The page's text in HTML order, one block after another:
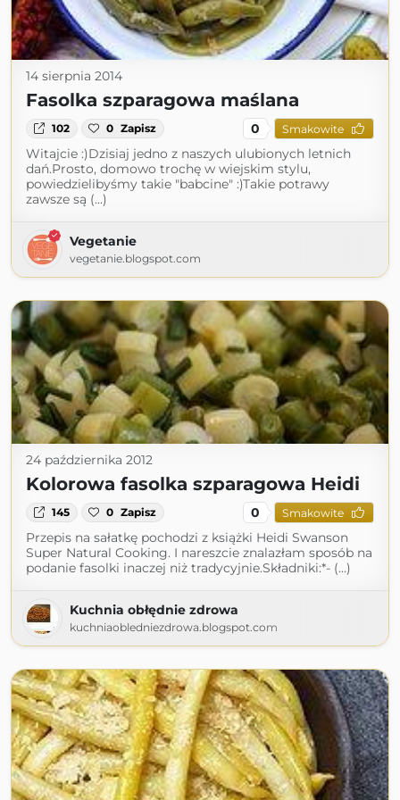
14 sierpnia 2014
Fasolka szparagowa maślana
102 0 Zapisz 0 Smakowite
Witajcie :)Dzisiaj jedno z naszych ulubionych letnich
dań.Prosto, domowo trochę w wiejskim stylu,
powiedzielibyśmy takie "babcine" :)Takie potrawy
zawsze są (...)
Vegetanie
vegetanie.blogspot.com
24 października 2012
Kolorowa fasolka szparagowa Heidi
145 0 Zapisz 0 Smakowite
Przepis na sałatkę pochodzi z książki Heidi Swanson
Super Natural Cooking. I nareszcie znalazłam sposób na
podanie fasolki inaczej niż tradycyjnie.Składniki:*- (...)
Kuchnia obłędnie zdrowa
kuchniaobledniezdrowa.blogspot.com